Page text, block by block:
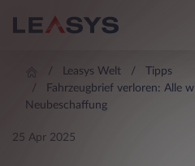
Leasys Welt
Tipps
Fahrzeugbrief verloren: Alle
Neubeschaffung
25 Apr 2025